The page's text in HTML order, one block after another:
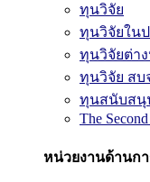
ทุนวิจัย
ทุนวิจัยใน
ทุนวิจัยต่า
ทุนวิจัย สบ
ทุนสนับสนุ
The
หน่วยงานด้านก